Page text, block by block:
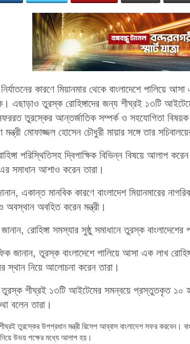
নির্যাতনের কারণে মিয়ানমার থেকে বাংলাদেশে পালিয়ে
এছাড়াও তুরস্ক রোহিঙ্গাদের জন্য শীঘ্রই ১৩টি
তুরস্কের আন্তর্জাতিক সম্পর্ক ও সহযোগিতা
মোফাজ্জল হোসেন চৌধুরী মায়ার সঙ্গে তার
পরিস্থিতিসহ দ্বিপাক্ষিক বিভিন্ন বিষয়ে আলাপ
সমাধান আশাও করেন তারা।
একান্ত মানবিক কারণে বাংলাদেশ মিয়ানমারের
অবস্থান অবহিত করেন মন্ত্রী।
রোহিঙ্গা সমস্যার সুষ্ঠু সমাধানে তুরস্ক বাংলাদেশের
তুরস্ক বাংলাদেশে পালিয়ে আসা এক লাখ
স্থান নিয়ে আলোচনা করেন তারা।
শীঘ্রই ১৩টি আইটেমের সমন্বয়ে প্রস্তুতকৃত ১০
বলেন তারা।
তুরস্কের উপপ্রধান মন্ত্রী রিসেপ আব্বাস বাংলাদেশ সফর করবেন।
উভয় পক্ষের মধ্যে আলাপ হয়।